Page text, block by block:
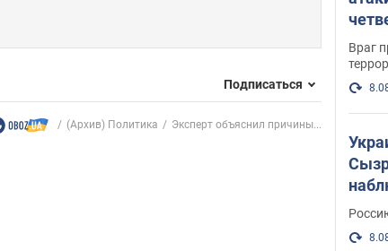
Подписаться
(Архив) Политика Эксперт объяснил причины...
Враг
Фото